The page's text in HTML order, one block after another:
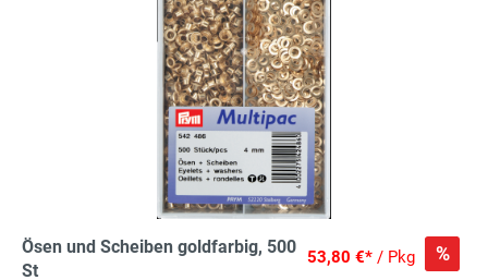
Ösen und Scheiben goldfarbig, 500
St
53,80 €* / Pkg %